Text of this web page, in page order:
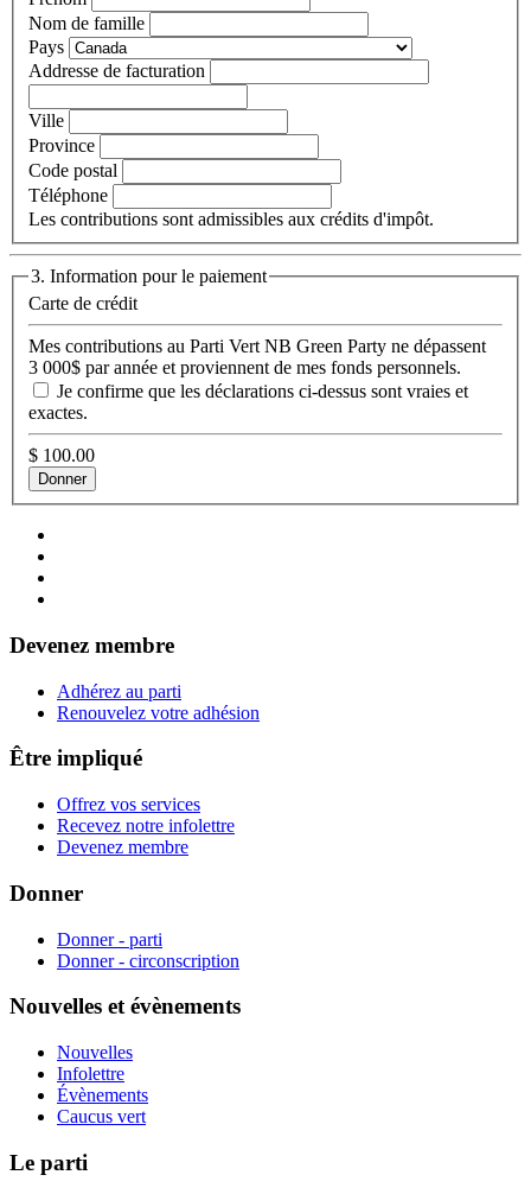
Nom de famille
Pays
Addresse de facturation
Ville
Province
Code postal
Téléphone
Les contributions sont admissibles aux crédits d'impôt.
3. Information pour le paiement
Carte de crédit
Mes contributions au Parti Vert NB Green Party ne dépassent
3 000$ par année et proviennent de mes fonds personnels.
Je confirme que les déclarations ci-dessus sont vraies et
exactes.
$ 100.00
Devenez membre
Adhérez au parti
Renouvelez votre adhésion
Être impliqué
Offrez vos services
Recevez notre infolettre
Devenez membre
Donner
Donner - parti
Donner - circonscription
Nouvelles et évènements
Nouvelles
Infolettre
Évènements
Caucus vert
Le parti